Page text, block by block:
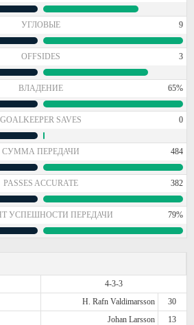
УГЛОВЫЕ 9
OFFSIDES 3
ВЛАДЕНИЕ 65%
GOALKEEPER SAVES 0
СУММА ПЕРЕДАЧИ 484
PASSES ACCURATE 382
УСПЕШНОСТИ ПЕРЕДАЧИ 79%
4-3-3
H. Rafn Valdimarsson
30
Johan Larsson
13